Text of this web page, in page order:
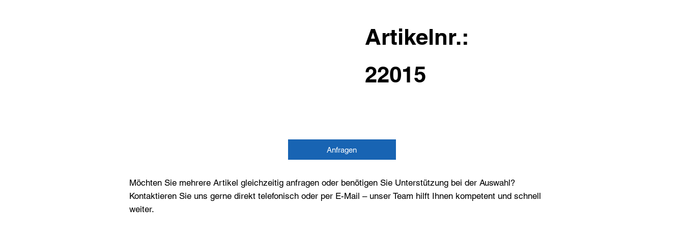
Artikelnr.:
22015
Anfragen
Möchten Sie mehrere Artikel gleichzeitig anfragen oder benötigen Sie Unterstützung bei der Auswahl?
Kontaktieren Sie uns gerne direkt telefonisch oder per E-Mail – unser Team hilft Ihnen kompetent und schnell
weiter.